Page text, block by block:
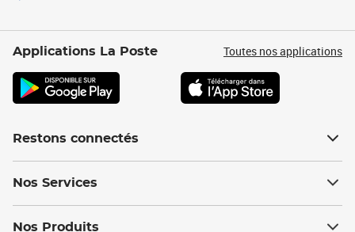
Applications La Poste Toutes nos applications
Restons connectés
Nos Services
Nos Produits